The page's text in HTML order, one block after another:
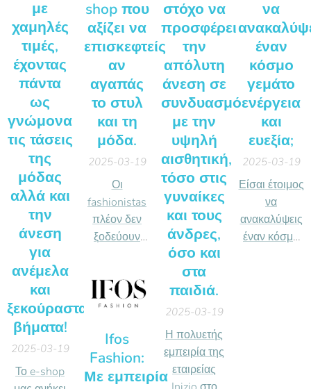
με
χαμηλές
τιμές,
έχοντας
πάντα
ως
γνώμονα
τις τάσεις
της
μόδας
αλλά και
την
άνεση
για
ανέμελα
και
ξεκούραστα
βήματα!
2025-03-19
Το e-shop
shop που
αξίζει να
επισκεφτείς
αν
αγαπάς
το στυλ
και τη
μόδα.
2025-03-19
Οι
fashionistas
πλέον δεν
ξοδεύουν
αλλά
αποκτούν τα
trends από
το issue.gr,
ένα e-shop
στόχο να
προσφέρει
την
απόλυτη
άνεση σε
συνδυασμό
με την
υψηλή
αισθητική,
τόσο στις
γυναίκες
και τους
άνδρες,
όσο και
στα
παιδιά.
2025-03-19
Η πολυετής
εμπειρία της
εταιρείας
να
έναν
κόσμο
γεμάτο
ενέργεια
και
ευεξία;
2025-03-19
Είσαι έτοιμος
να
ανακαλύψεις
έναν κόσμο
Ifos
Fashion:
Με εμπειρία